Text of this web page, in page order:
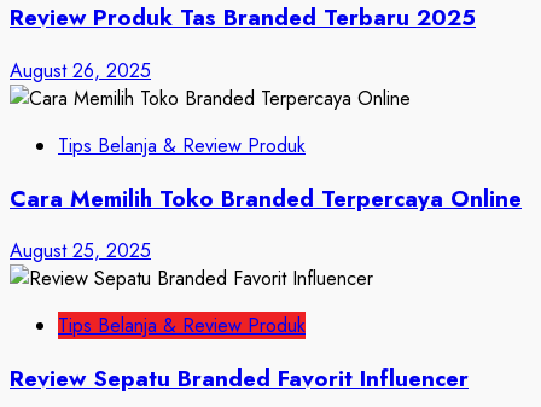
Review Produk Tas Branded Terbaru 2025
August 26, 2025
Tips Belanja & Review Produk
Cara Memilih Toko Branded Terpercaya Online
August 25, 2025
Tips Belanja & Review Produk
Review Sepatu Branded Favorit Influencer